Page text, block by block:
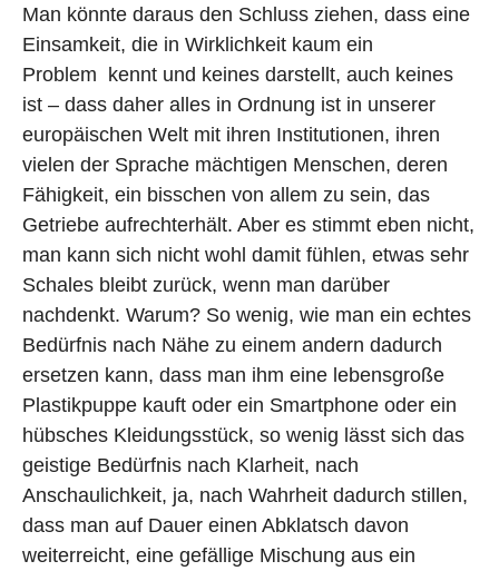
Man könnte daraus den Schluss ziehen, dass eine
Einsamkeit, die in Wirklichkeit kaum ein
Problem kennt und keines darstellt, auch keines
ist – dass daher alles in Ordnung ist in unserer
europäischen Welt mit ihren Institutionen, ihren
vielen der Sprache mächtigen Menschen, deren
Fähigkeit, ein bisschen von allem zu sein, das
Getriebe aufrechterhält. Aber es stimmt eben nicht,
man kann sich nicht wohl damit fühlen, etwas sehr
Schales bleibt zurück, wenn man darüber
nachdenkt. Warum? So wenig, wie man ein echtes
Bedürfnis nach Nähe zu einem andern dadurch
ersetzen kann, dass man ihm eine lebensgroße
Plastikpuppe kauft oder ein Smartphone oder ein
hübsches Kleidungsstück, so wenig lässt sich das
geistige Bedürfnis nach Klarheit, nach
Anschaulichkeit, ja, nach Wahrheit dadurch stillen,
dass man auf Dauer einen Abklatsch davon
weiterreicht, eine gefällige Mischung aus ein